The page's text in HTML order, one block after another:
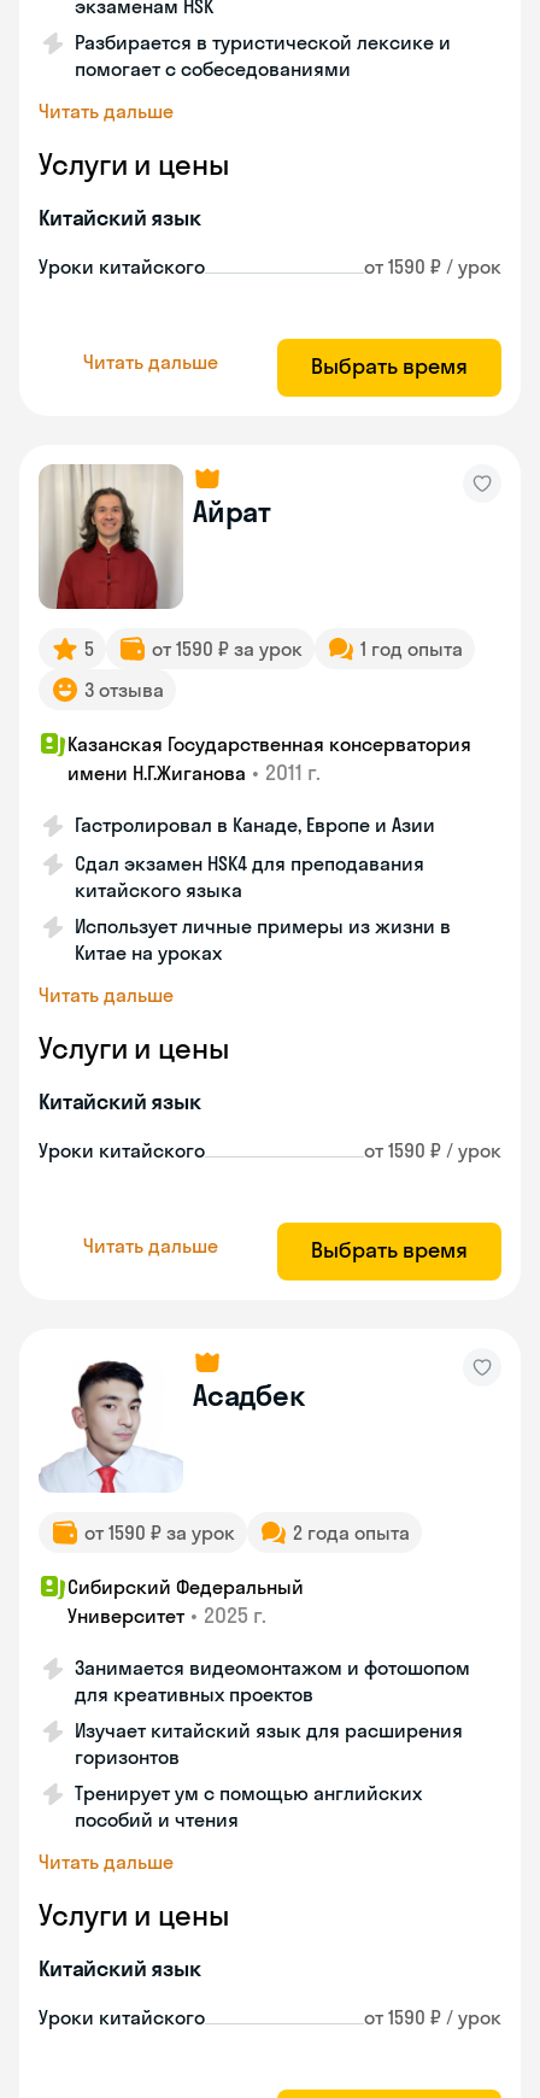
экзаменам HSK
Разбирается в туристической лексике и
помогает с собеседованиями
Читать дальше
Услуги и цены
Китайский язык
Уроки китайского от 1590 ₽ / урок
Читать дальше Выбрать время
Айрат
5 от 1590 ₽ за урок
1 год опыта
3 отзыва
Казанская Государственная консерватория
имени Н.Г.Жиганова • 2011 г.
Гастролировал в Канаде, Европе и Азии
Сдал экзамен HSK4 для преподавания
китайского языка
Использует личные примеры из жизни в
Китае на уроках
Читать дальше
Услуги и цены
Китайский язык
Уроки китайского от 1590 ₽ / урок
Читать дальше Выбрать время
Асадбек
от 1590 ₽ за урок 2 года опыта
Сибирский Федеральный
Университет • 2025 г.
Занимается видеомонтажом и фотошопом
для креативных проектов
Изучает китайский язык для расширения
горизонтов
Тренирует ум с помощью английских
пособий и чтения
Читать дальше
Услуги и цены
Китайский язык
Уроки китайского от 1590 ₽ / урок